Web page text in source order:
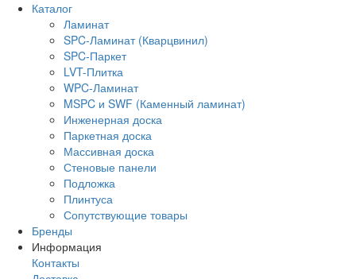
Каталог
Ламинат
SPC-Ламинат (Кварцвинил)
SPC-Паркет
LVT-Плитка
WPC-Ламинат
MSPC и SWF (Каменный ламинат)
Инженерная доска
Паркетная доска
Массивная доска
Стеновые панели
Подложка
Плинтуса
Сопутствующие товары
Бренды
Информация
Контакты